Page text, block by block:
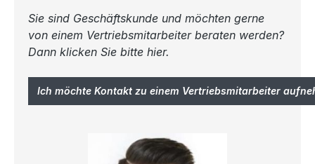
Sie sind Geschäftskunde und möchten gerne
von einem Vertriebsmitarbeiter beraten werden?
Dann klicken Sie bitte hier.
Ich möchte Kontakt zu einem Vertriebsmitarbeiter